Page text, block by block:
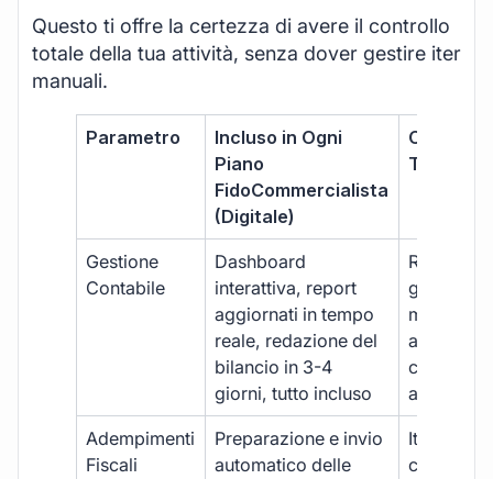
Questo ti offre la certezza di avere il controllo
totale della tua attività, senza dover gestire iter
manuali.
Parametro
Incluso in Ogni
Piano
FidoCommercialista
(Digitale)
Gestione
Contabile
Dashboard
interattiva, report
aggiornati in tempo
reale, redazione del
bilancio in 3-4
giorni, tutto incluso
Report
gestione
manuale,
con
aggiuntivi
Adempimenti
Fiscali
Preparazione e invio
automatico delle
Iter
costi